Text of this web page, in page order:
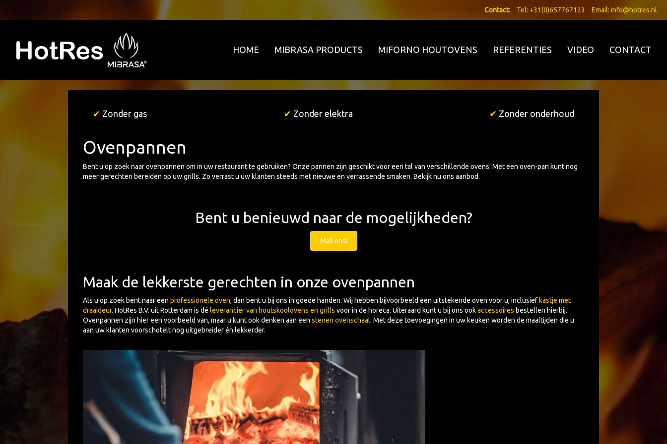
Contact: Tel: +31(0)657767123 Email: info@hotres.nl
HOME MIBRASA PRODUCTS MIFORNO HOUTOVENS REFERENTIES VIDEO CONTACT
✔ Zonder gas ✔ Zonder elektra ✔ Zonder onderhoud
Ovenpannen
Bent u op zoek naar ovenpannen om in uw restaurant te gebruiken? Onze pannen zijn geschikt voor een tal van verschillende ovens. Met een oven-pan kunt nog
meer gerechten bereiden op uw grills. Zo verrast u uw klanten steeds met nieuwe en verrassende smaken. Bekijk nu ons aanbod.
Bent u benieuwd naar de mogelijkheden?
Mail ons!
Maak de lekkerste gerechten in onze ovenpannen
Als u op zoek bent naar een professionele oven, dan bent u bij ons in goede handen. Wij hebben bijvoorbeeld een uitstekende oven voor u, inclusief kastje met
draaideur. HotRes B.V. uit Rotterdam is dé leverancier van houtskoolovens en grills voor in de horeca. Uiteraard kunt u bij ons ookaccessoires bestellen hierbij.
Ovenpannen zijn hier een voorbeeld van, maar u kunt ook denken aan een stenen ovenschaal. Met deze toevoegingen in uw keuken worden de maaltijden die u
aan uw klanten voorschotelt nog uitgebreider én lekkerder.